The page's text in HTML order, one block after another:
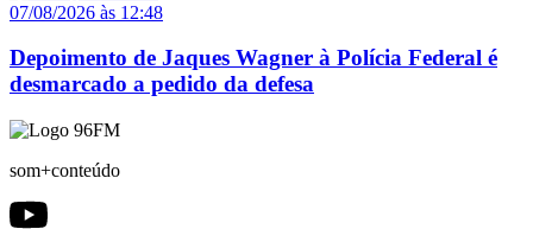
07/08/2026 às 12:48
Depoimento de Jaques Wagner à Polícia Federal é
desmarcado a pedido da defesa
som+conteúdo